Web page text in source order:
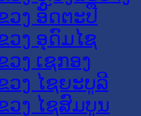
ວງ ອັດຕະປື
ວງ ອຸດົມໄຊ
ວງ ເຊກອງ
ວງ ໄຊຍະບູລີ
ວງ ໄຊສົມບູນ